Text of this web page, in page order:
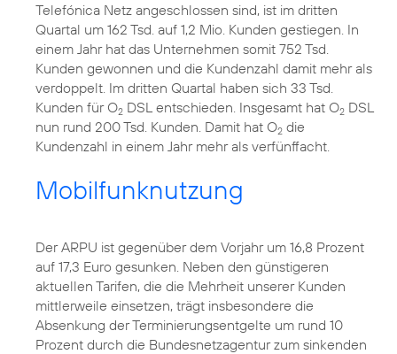
Telefónica Netz angeschlossen sind, ist im dritten
Quartal um 162 Tsd. auf 1,2 Mio. Kunden gestiegen. In
einem Jahr hat das Unternehmen somit 752 Tsd.
Kunden gewonnen und die Kundenzahl damit mehr als
verdoppelt. Im dritten Quartal haben sich 33 Tsd.
Kunden für O2 DSL entschieden. Insgesamt hat O2 DSL
nun rund 200 Tsd. Kunden. Damit hat O2 die
Kundenzahl in einem Jahr mehr als verfünffacht.
Mobilfunknutzung
Der ARPU ist gegenüber dem Vorjahr um 16,8 Prozent
auf 17,3 Euro gesunken. Neben den günstigeren
aktuellen Tarifen, die die Mehrheit unserer Kunden
mittlerweile einsetzen, trägt insbesondere die
Absenkung der Terminierungsentgelte um rund 10
Prozent durch die Bundesnetzagentur zum sinkenden